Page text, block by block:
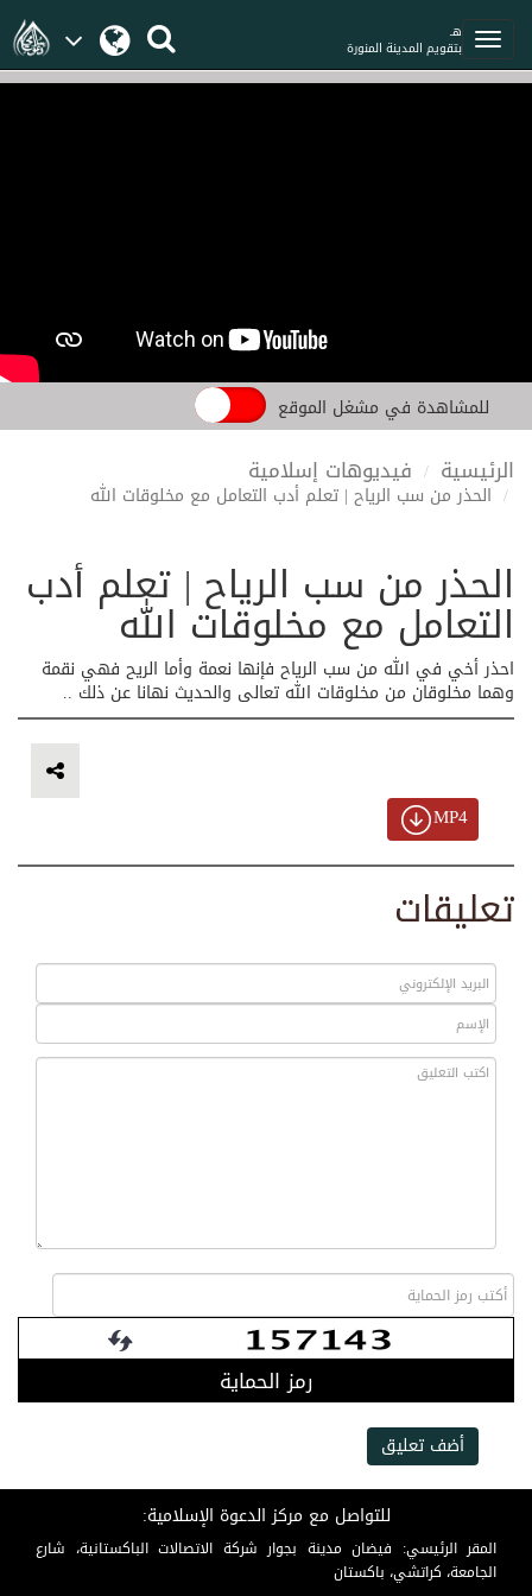
هـ
بتقويم المدينة المنورة
للمشاهدة في مشغل الموقع
الرئيسية فيديوهات إسلامية
الحذر من سب الرياح | تعلم أدب التعامل مع مخلوقات الله
الحذر من سب الرياح | تعلم أدب
التعامل مع مخلوقات الله
احذر أخي في الله من سب الرياح فإنها نعمة وأما الريح فهي نقمة
وهما مخلوقان من مخلوقات الله تعالى والحديث نهانا عن ذلك ..
MP4
تعليقات
رمز الحماية
أضف تعليق
للتواصل مع مركز الدعوة الإسلامية:
المقر الرئيسي: فيضان مدينة بجوار شركة الاتصالات الباكستانية، شارع
الجامعة، كراتشي، باكستان